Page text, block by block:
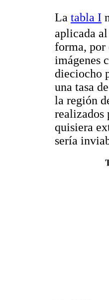
La tabla I
aplicada
forma,
imágenes
dieciocho
una tasa
la región
realizados
quisiera
sería